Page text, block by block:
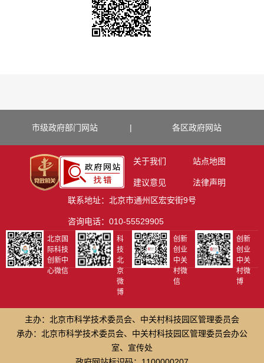
市级政府部门网站 | 各区政府网站
关于我们 站点地图
建议意见
法律声明
联系地址：北京市通州区宏安街9号
咨询电话：010-55529905
北京国
际科技
创新中
心微信
科
技
北
京
微
博
创新
创业
中关
村微
信
创新
创业
中关
村微
博
主办：北京市科学技术委员会、中关村科技园区管理委员会
承办：北京市科学技术委员会、中关村科技园区管理委员会办公
室、宣传处